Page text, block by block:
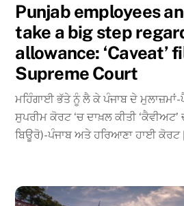
Punjab employees
take a big step
allowance: ‘Caveat’
Supreme Court
ਮਹਿੰਗਾਈ ਭੱਤੇ ਨੂੰ ਲੈ ਕੇ ਪੰਜਾਬ ਦੇ ਮੁਲਾਜ਼ਮਾਂ-
ਸੁਪਰੀਮ ਕੋਰਟ ‘ਚ ਦਾਖ਼ਲ ਕੀਤੀ
ਬਿਊਰੋ)-ਪੰਜਾਬ ਅਤੇ ਹਰਿਆਣਾ ਹਾਈ ਕੋਰਟ